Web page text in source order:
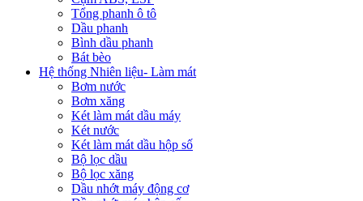
Tổng phanh ô tô
Dầu phanh
Bình dầu phanh
Bát bèo
Hệ thống Nhiên liệu- Làm mát
Bơm nước
Bơm xăng
Két làm mát dầu máy
Két nước
Két làm mát dầu hộp số
Bộ lọc dầu
Bộ lọc xăng
Dầu nhớt máy động cơ